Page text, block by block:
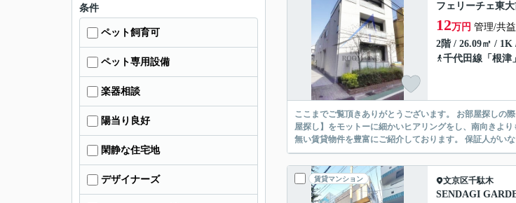
フェリーチェ東
12万円 管理/共
2階 / 26.09㎡ / 1K
千代田線 「 根津
ここまでご覧頂きありがとうございます。 お部屋探しの際には、皆さまそれぞれこだわりの条件があると思いますが、当社では【あなたに１番のお部
屋探し】をモットーに細かいヒアリングをし、南向きよりもあなた向きのお部屋を
無い賃貸物件を豊富
賃貸マンション 文京区千駄木
SENDAGI
条件
ペット飼育可
ペット専用設備
楽器相談
陽当り良好
閑静な住宅地
デザイナーズ